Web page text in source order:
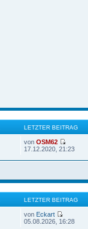
LETZTER BEITRAG
vonOSM62
17.12.2020, 21:23
LETZTER BEITRAG
von Eckart
05.08.2026, 16:28